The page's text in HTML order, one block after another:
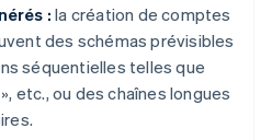
: la création de comptes
des schémas prévisibles
séquentielles telles que
», etc., ou des chaînes longues